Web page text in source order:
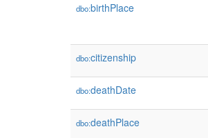
dbo:birthPlace
dbo:citizenship
dbo:deathDate
dbo:deathPlace